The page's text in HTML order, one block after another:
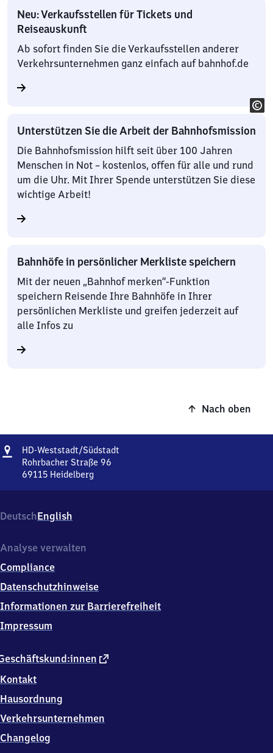
Neu: Verkaufsstellen für Tickets und
Reiseauskunft
Ab sofort finden Sie die Verkaufsstellen anderer
Verkehrsunternehmen ganz einfach auf bahnhof.de
Unterstützen Sie die Arbeit der Bahnhofsmission
Die Bahnhofsmission hilft seit über 100 Jahren
Menschen in Not – kostenlos, offen für alle und rund
um die Uhr. Mit Ihrer Spende unterstützen Sie diese
wichtige Arbeit!
Bahnhöfe in persönlicher Merkliste speichern
Mit der neuen „Bahnhof merken“-Funktion
speichern Reisende Ihre Bahnhöfe in Ihrer
persönlichen Merkliste und greifen jederzeit auf
alle Infos zu
Nach oben
Adresse
HD-Weststadt/​Südstadt
Rohrbacher Straße 96
69115 Heidelberg
Rohrbacher
Straße
6
1
1
Heidelberg
DeutschEnglish
externer
Kontakt
Hausordnung
Verkehrsunternehmen
Changelog
Analyse verwalten
Compliance
Datenschutzhinweise
Informationen zur Barrierefreiheit
Impressum